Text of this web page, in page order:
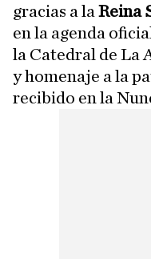
gracias a la Reina
en la agenda
la Catedral de La
y homenaje a la
recibido en la